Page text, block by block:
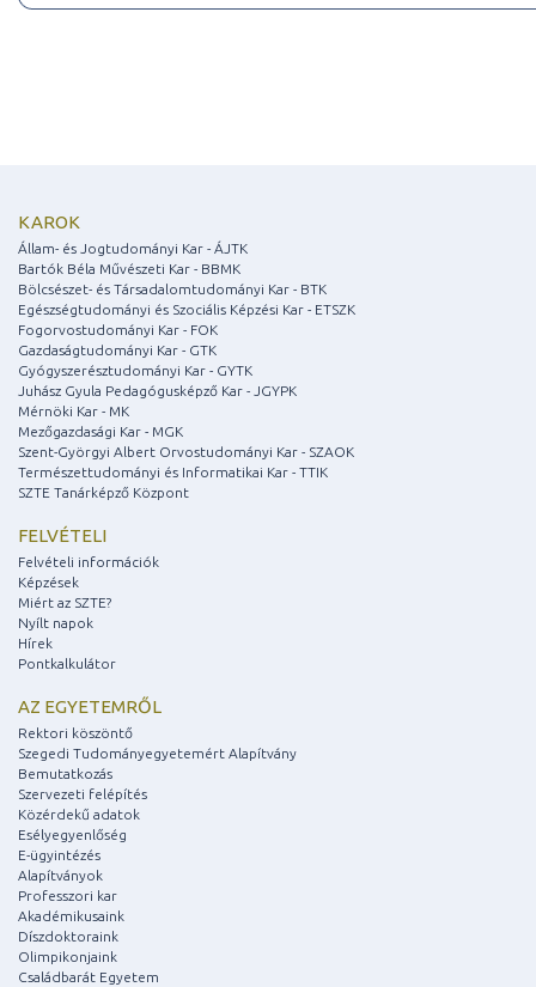
KAROK
Állam- és Jogtudományi Kar - ÁJTK
Bartók Béla Művészeti Kar - BBMK
Bölcsészet- és Társadalomtudományi Kar - BTK
Egészségtudományi és Szociális Képzési Kar - ETSZK
Fogorvostudományi Kar - FOK
Gazdaságtudományi Kar - GTK
Gyógyszerésztudományi Kar - GYTK
Juhász Gyula Pedagógusképző Kar - JGYPK
Mérnöki Kar - MK
Mezőgazdasági Kar - MGK
Szent-Györgyi Albert Orvostudományi Kar - SZAOK
Természettudományi és Informatikai Kar - TTIK
SZTE Tanárképző Központ
FELVÉTELI
Felvételi információk
Képzések
Miért az SZTE?
Nyílt napok
Hírek
Pontkalkulátor
AZ EGYETEMRŐL
Rektori köszöntő
Szegedi Tudományegyetemért Alapítvány
Bemutatkozás
Szervezeti felépítés
Közérdekű adatok
Esélyegyenlőség
E-ügyintézés
Alapítványok
Professzori kar
Akadémikusaink
Díszdoktoraink
Olimpikonjaink
Családbarát Egyetem